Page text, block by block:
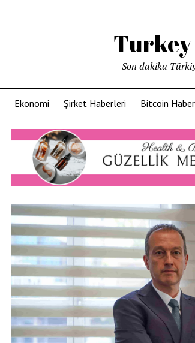
Son dakika
Ekonomi Şirket Haberleri Bitcoin